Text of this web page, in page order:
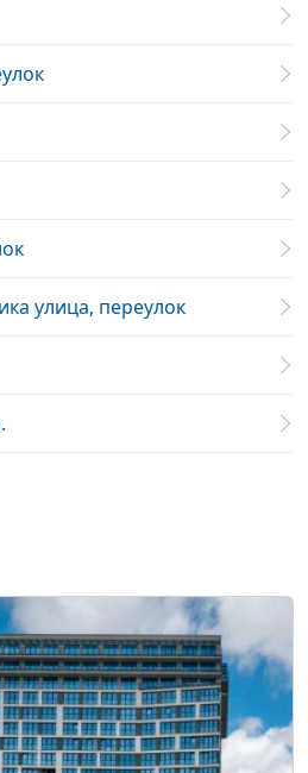
улица, переулок